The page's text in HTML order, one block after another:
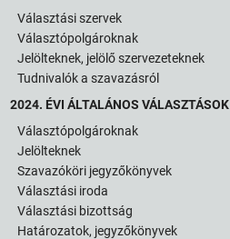
Választási szervek
Választópolgároknak
Jelölteknek, jelölő szervezeteknek
Tudnivalók a szavazásról
2024. ÉVI ÁLTALÁNOS VÁLASZTÁSOK
Választópolgároknak
Jelölteknek
Szavazóköri jegyzőkönyvek
Választási iroda
Választási bizottság
Határozatok, jegyzőkönyvek